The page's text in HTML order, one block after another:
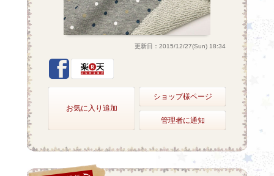
更新日：2015/12/27(Sun) 18:34
お気に入り追加
ショップ様ページ
管理者に通知